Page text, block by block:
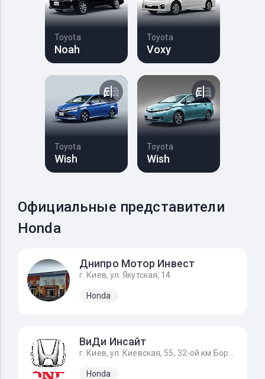
Toyota
Noah
Toyota
Voxy
Toyota
Wish
Toyota
Wish
Официальные представители
Honda
Днипро Мотор Инвест
г. Киев, ул. Якутская, 14
Honda
ВиДи Инсайт
Honda